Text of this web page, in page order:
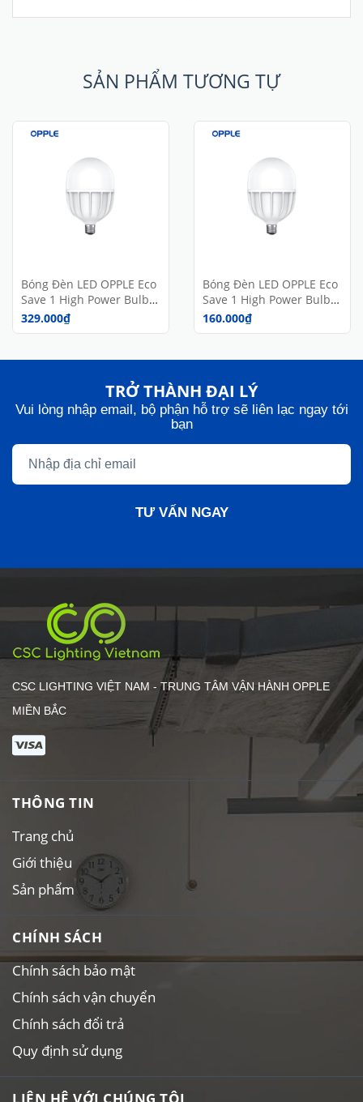
SẢN PHẨM TƯƠNG TỰ
Bóng Đèn LED OPPLE Eco
Save 1 High Power Bulb -
Tiết Kiệm Năng Lượng -
Hiệu Suất Cao - Ánh Sáng
Hãng
329.000₫
Bóng Đèn LED OPPLE Eco
Save 1 High Power Bulb -
Tiết Kiệm Năng Lượng -
Hiệu Suất Cao - Ánh Sáng
Hãng
160.000₫
TRỞ THÀNH ĐẠI LÝ
Vui lòng nhập email, bộ phận hỗ trợ sẽ liên lạc ngay tới
bạn
TƯ VẤN NGAY
CSC LIGHTING VIỆT NAM - TRUNG TÂM VẬN HÀNH OPPLE
MIỀN BẮC
THÔNG TIN
Trang chủ
Giới thiệu
Sản phẩm
CHÍNH SÁCH
Chính sách bảo mật
Chính sách vận chuyển
Chính sách đổi trả
Quy định sử dụng
LIÊN HỆ VỚI CHÚNG TÔI